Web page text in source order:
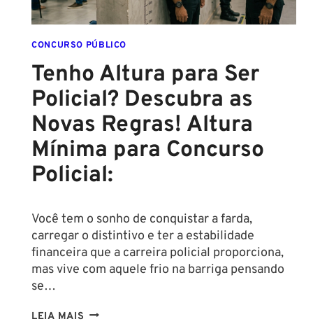
CONCURSO PÚBLICO
Tenho Altura para Ser
Policial? Descubra as
Novas Regras! Altura
Mínima para Concurso
Policial:
Você tem o sonho de conquistar a farda,
carregar o distintivo e ter a estabilidade
financeira que a carreira policial proporciona,
mas vive com aquele frio na barriga pensando
se…
LEIA MAIS TENHO